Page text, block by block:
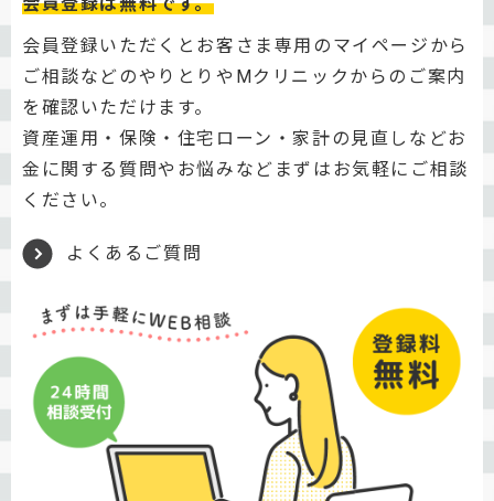
会員登録いただくとお客さま専用のマイページから
ご相談などのやりとりやMクリニックからのご案内
を確認いただけます。
資産運用・保険・住宅ローン・家計の見直しなどお
金に関する質問やお悩みなどまずはお気軽にご相談
ください。
よくあるご質問